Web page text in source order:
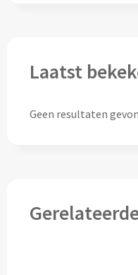
Pennen
Laatst
Geen resultaten